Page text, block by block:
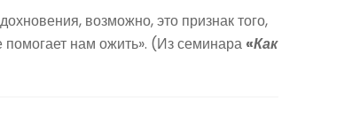
возможно, это признак того,
нам ожить». (Из семинара «Как